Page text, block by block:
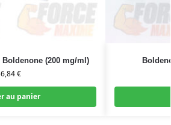
(200 mg/ml)
€
au panier